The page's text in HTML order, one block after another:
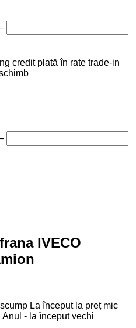
credit plată în rate trade-in
IVECO
La început la preț mic
Anul - la început vechi